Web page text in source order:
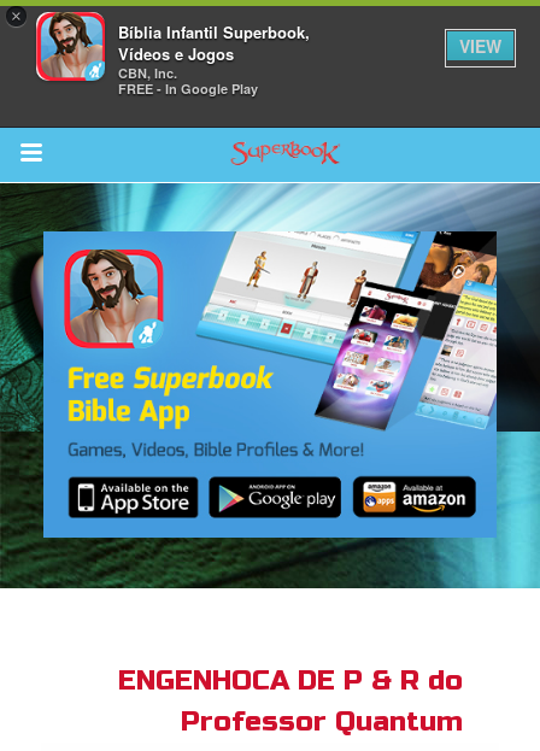
×
Bíblia Infantil Superbook,
Vídeos e Jogos
CBN, Inc.
FREE - In Google Play
VIEW
Return to Content
Bible App
ENGENHOCA DE P & R do
Professor Quantum